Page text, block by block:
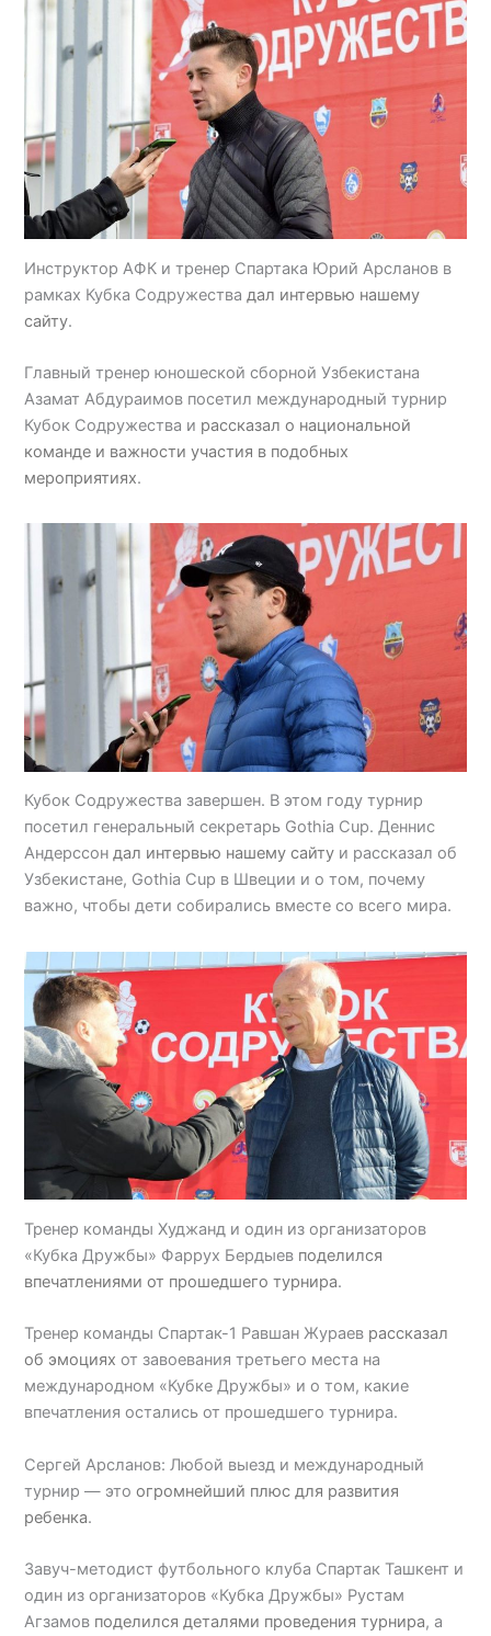
Инструктор АФК и тренер Спартака Юрий Арсланов в
рамках Кубка Содружествадал интервью нашему
сайту.
Главный тренер юношеской сборной Узбекистана
Азамат Абдураимов посетил международный турнир
Кубок Содружества и рассказал о национальной
команде и важности участия в подобных
мероприятиях.
Кубок Содружества завершен. В этом году турнир
посетил генеральный секретарь Gothia Cup. Деннис
Андерссондал интервью нашему сайту и рассказал об
Узбекистане, Gothia Cup в Швеции и о том, почему
важно, чтобы дети собирались вместе со всего мира.
Тренер команды Худжанд и один из организаторов
«Кубка Дружбы» Фаррух Бердыев поделился
впечатлениями от прошедшего турнира.
Тренер команды Спартак-1 Равшан Жураев рассказал
об эмоциях от завоевания третьего места на
международном «Кубке Дружбы» и о том, какие
впечатления остались от прошедшего турнира.
Сергей Арсланов: Любой выезд и международный
турнир — этоогромнейший плюс для развития
ребенка.
Завуч-методист футбольного клуба Спартак Ташкент и
один из организаторов «Кубка Дружбы» Рустам
Агзамов поделился деталями проведения турнира, а